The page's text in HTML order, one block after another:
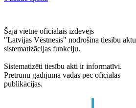
Šajā vietnē oficiālais izdevējs
"Latvijas Vēstnesis" nodrošina tiesību aktu
sistematizācijas funkciju.
Sistematizēti tiesību akti ir informatīvi.
Pretrunu gadījumā vadās pēc oficiālās
publikācijas.